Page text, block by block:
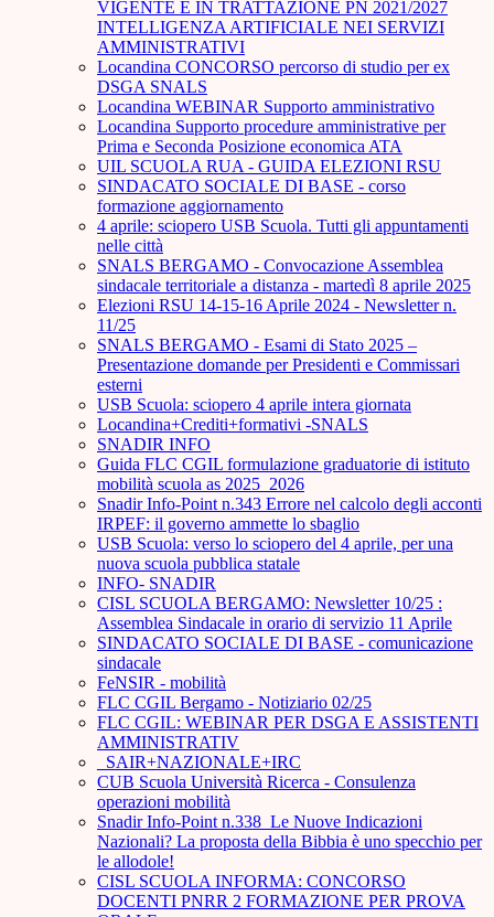
VIGENTE E IN TRATTAZIONE PN 2021/2027
INTELLIGENZA ARTIFICIALE NEI SERVIZI
AMMINISTRATIVI
Locandina CONCORSO percorso di studio per ex
DSGA SNALS
Locandina WEBINAR Supporto amministrativo
Locandina Supporto procedure amministrative per
Prima e Seconda Posizione economica ATA
UIL SCUOLA RUA - GUIDA ELEZIONI RSU
SINDACATO SOCIALE DI BASE - corso
formazione aggiornamento
4 aprile: sciopero USB Scuola. Tutti gli appuntamenti
nelle città
SNALS BERGAMO - Convocazione Assemblea
sindacale territoriale a distanza - martedì 8 aprile 2025
Elezioni RSU 14-15-16 Aprile 2024 - Newsletter n.
11/25
SNALS BERGAMO - Esami di Stato 2025 –
Presentazione domande per Presidenti e Commissari
esterni
USB Scuola: sciopero 4 aprile intera giornata
Locandina+Crediti+formativi -SNALS
SNADIR INFO
Guida FLC CGIL formulazione graduatorie di istituto
mobilità scuola as 2025_2026
Snadir Info-Point n.343 Errore nel calcolo degli acconti
IRPEF: il governo ammette lo sbaglio
USB Scuola: verso lo sciopero del 4 aprile, per una
nuova scuola pubblica statale
INFO- SNADIR
CISL SCUOLA BERGAMO: Newsletter 10/25 :
Assemblea Sindacale in orario di servizio 11 Aprile
SINDACATO SOCIALE DI BASE - comunicazione
sindacale
FeNSIR - mobilità
FLC CGIL Bergamo - Notiziario 02/25
FLC CGIL: WEBINAR PER DSGA E ASSISTENTI
AMMINISTRATIV
_SAIR+NAZIONALE+IRC
CUB Scuola Università Ricerca - Consulenza
operazioni mobilità
Snadir Info-Point n.338 Le Nuove Indicazioni
Nazionali? La proposta della Bibbia è uno specchio per
le allodole!
CISL SCUOLA INFORMA: CONCORSO
DOCENTI PNRR 2 FORMAZIONE PER PROVA